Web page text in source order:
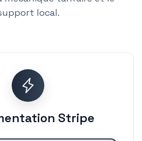
local.
Stripe